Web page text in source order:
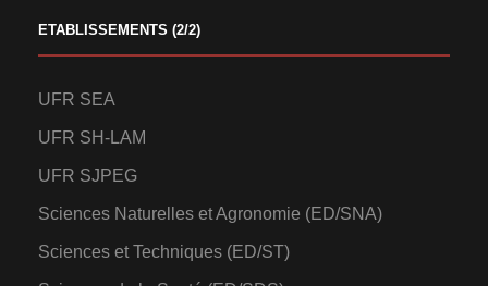
ETABLISSEMENTS (2/2)
UFR SEA
UFR SH-LAM
UFR SJPEG
Sciences Naturelles et Agronomie (ED/SNA)
Sciences et Techniques (ED/ST)